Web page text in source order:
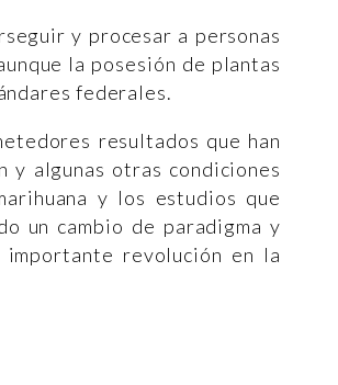
y procesar a personas
la posesión de plantas
federales.
resultados que han
y algunas otras condiciones
y los estudios que
un cambio de paradigma y
importante revolución en la